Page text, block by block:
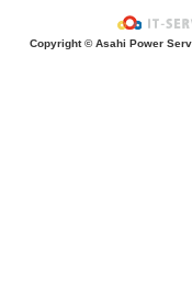
Copyright © Asahi Power